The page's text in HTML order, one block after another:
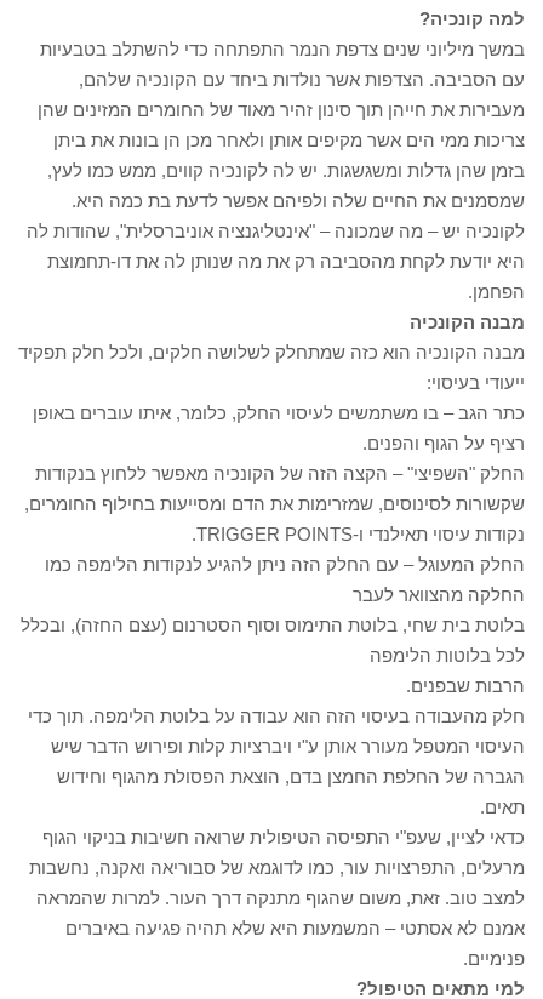
למה קונכיה?
במשך מיליוני שנים צדפת הנמר התפתחה כדי להשתלב בטבעיות
עם הסביבה. הצדפות אשר נולדות ביחד עם הקונכיה שלהם,
מעבירות את חייהן תוך סינון זהיר מאוד של החומרים המזינים שהן
צריכות ממי הים אשר מקיפים אותן ולאחר מכן הן בונות את ביתן
בזמן שהן גדלות ומשגשגות. יש לה לקונכיה קווים, ממש כמו לעץ,
שמסמנים את החיים שלה ולפיהם אפשר לדעת בת כמה היא.
לקונכיה יש – מה שמכונה – "אינטליגנציה אוניברסלית", שהודות לה
היא יודעת לקחת מהסביבה רק את מה שנותן לה את דו-תחמוצת
הפחמן.
מבנה הקונכיה
מבנה הקונכיה הוא כזה שמתחלק לשלושה חלקים, ולכל חלק תפקיד
ייעודי בעיסוי:
כתר הגב – בו משתמשים לעיסוי החלק, כלומר, איתו עוברים באופן
רציף על הגוף והפנים.
החלק "השפיצי" – הקצה הזה של הקונכיה מאפשר ללחוץ בנקודות
שקשורות לסינוסים, שמזרימות את הדם ומסייעות בחילוף החומרים,
נקודות עיסוי תאילנדי ו-TRIGGER POINTS.
החלק המעוגל – עם החלק הזה ניתן להגיע לנקודות הלימפה כמו
החלקה מהצוואר לעבר
בלוטת בית שחי, בלוטת התימוס וסוף הסטרנום (עצם החזה), ובכלל
לכל בלוטות הלימפה
הרבות שבפנים.
חלק מהעבודה בעיסוי הזה הוא עבודה על בלוטת הלימפה. תוך כדי
העיסוי המטפל מעורר אותן ע"י ויברציות קלות ופירוש הדבר שיש
הגברה של החלפת החמצן בדם, הוצאת הפסולת מהגוף וחידוש
תאים.
כדאי לציין, שעפ"י התפיסה הטיפולית שרואה חשיבות בניקוי הגוף
מרעלים, התפרצויות עור, כמו לדוגמא של סבוריאה ואקנה, נחשבות
למצב טוב. זאת, משום שהגוף מתנקה דרך העור. למרות שהמראה
אמנם לא אסתטי – המשמעות היא שלא תהיה פגיעה באיברים
פנימיים.
למי מתאים הטיפול?